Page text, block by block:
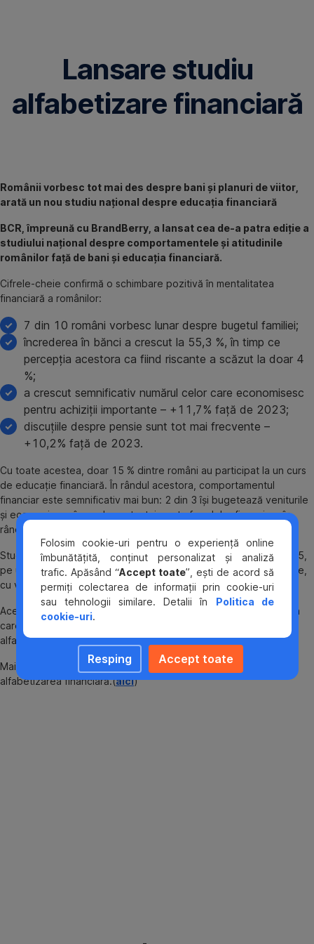
Lansare studiu
alfabetizare financiară
Românii vorbesc tot mai des despre bani și planuri de viitor,
arată un nou studiu național despre educația financiară
BCR, împreună cu BrandBerry, a lansat cea de-a patra ediție a
studiului național despre comportamentele și atitudinile
românilor față de bani și educația financiară.
Cifrele-cheie confirmă o schimbare pozitivă în mentalitatea
financiară a românilor:
7 din 10 români vorbesc lunar despre bugetul familiei;
încrederea în bănci a crescut la 55,3 %, în timp ce
percepția acestora ca fiind riscante a scăzut la doar 4
%;
a crescut semnificativ numărul celor care economisesc
pentru achiziții importante – +11,7% față de 2023;
discuțiile despre pensie sunt tot mai frecvente –
+10,2% față de 2023.
Cu toate acestea, doar 15 % dintre români au participat la un curs
de educație financiară. În rândul acestora, comportamentul
financiar este semnificativ mai bun: 2 din 3 își bugetează veniturile
și economisesc în mod constant, iar rata fraudelor financiare în
rândul lor este la jumătate față de restul populației.
Studiul a fost realizat de BrandBerry în perioada martie–mai 2025,
pe un eșantion reprezentativ la nivel național de 1.203 persoane,
cu vârsta cuprinsă între 18 și 65 de ani, din mediul urban și rural.
Acesta este parte din inițiativa educațională Școala de Bani, prin
care BCR își asumă un rol activ în creșterea nivelului de
alfabetizare financiară în România.
Mai multe detalii sunt disponibile în Studiul național despre
alfabetizarea financiară.(aici)
Folosim cookie-uri pentru o experiență online
îmbunătățită, conținut personalizat și analiză
trafic. Apăsând “Accept toate”, ești de acord să
permiți colectarea de informații prin cookie-uri
sau tehnologii similare. Detalii în Politica de
cookie-uri.
Resping Accept toate